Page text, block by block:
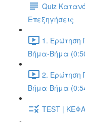
Quiz
Επεξηγήσεις
1. Ερώτηση
Βήμα-Βήμα
2. Ερώτηση
Βήμα-Βήμα
TEST |